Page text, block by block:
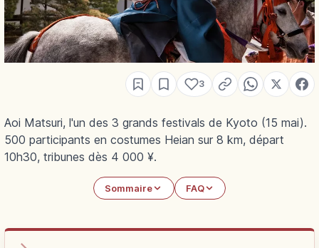
3
Aoi Matsuri, l'un des 3 grands festivals de Kyoto (15 mai).
500 participants en costumes Heian sur 8 km, départ
10h30, tribunes dès 4 000 ¥.
Sommaire FAQ